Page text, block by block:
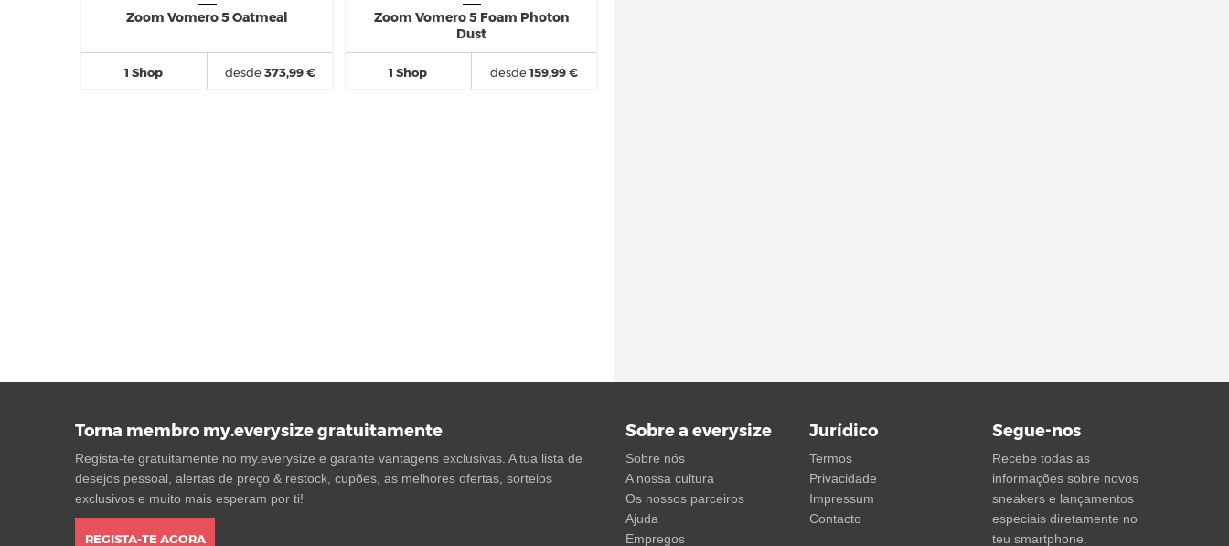
Zoom Vomero 5 Oatmeal
1 Shop desde373,99 €
Zoom Vomero 5 Foam Photon
Dust
1 Shop desde159,99 €
Torna membro my.everysize gratuitamente
Regista-te gratuitamente no my.everysize e garante vantagens exclusivas. A tua lista de
desejos pessoal, alertas de preço & restock, cupões, as melhores ofertas, sorteios
exclusivos e muito mais esperam por ti!
REGISTA-TE AGORA
Sobre a everysize
Sobre nós
A nossa cultura
Os nossos parceiros
Ajuda
Empregos
Jurídico
Termos
Privacidade
Impressum
Contacto
Segue-nos
Recebe todas as
informações sobre novos
sneakers e lançamentos
especiais diretamente no
teu smartphone.